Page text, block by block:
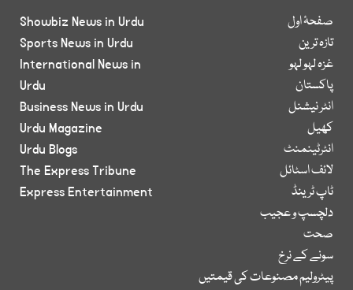
صفحۂ اول
تازہ ترین
غزہ لہو لہو
پاکستان
انٹر نیشنل
کھیل
انٹرٹینمنٹ
لائف اسٹائل
ٹاپ ٹرینڈ
دلچسپ و عجیب
صحت
سونے کے نرخ
پیٹرولیم مصنوعات کی قیمتیں
Showbiz News in Urdu
Sports News in Urdu
International News in
Urdu
Business News in Urdu
Urdu Magazine
Urdu Blogs
The Express Tribune
Express Entertainment